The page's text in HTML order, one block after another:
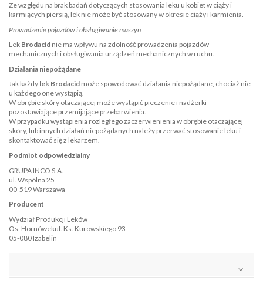
Ze względu na brak badań dotyczących stosowania leku u kobiet w ciąży i
karmiących piersią, lek nie może być stosowany w okresie ciąży i karmienia.
Prowadzenie pojazdów i obsługiwanie maszyn
Lek Brodacid nie ma wpływu na zdolność prowadzenia pojazdów
mechanicznych i obsługiwania urządzeń mechanicznych w ruchu.
Działania niepożądane
Jak każdy lek Brodacid może spowodować działania niepożądane, chociaż nie
u każdego one wystąpią.
W obrębie skóry otaczającej może wystąpić pieczenie i nadżerki
pozostawiające przemijające przebarwienia.
W przypadku wystąpienia rozległego zaczerwienienia w obrębie otaczającej
skóry, lub innych działań niepożądanych należy przerwać stosowanie leku i
skontaktować się z lekarzem.
Podmiot odpowiedzialny
GRUPA INCO S.A.
ul. Wspólna 25
00-519 Warszawa
Producent
Wydział Produkcji Leków
Os. Hornówekul. Ks. Kurowskiego 93
05-080 Izabelin